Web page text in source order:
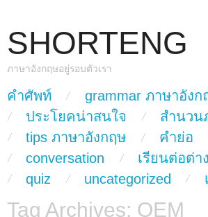
SHORTENG
ภาษาอังกฤษอยู่รอบตัวเรา
Main Menu
skip to content
คำศัพท์
grammar ภาษาอังก
ประโยคน่าสนใจ
สำนวน
tips ภาษาอังกฤษ
คำย่อ
conversation
เรียนต่อต่า
quiz
uncategorized
Tag Archives: OEM